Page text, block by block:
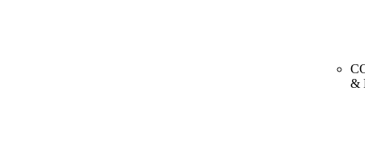
&